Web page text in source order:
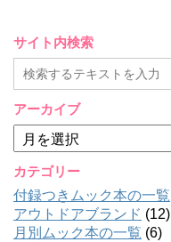
サイト内検索
アーカイブ
ア
ー
カ
イ
ブ
カテゴリー
付録つきムック本の一覧
アウトドアブランド (12)
月別ムック本の一覧 (6)